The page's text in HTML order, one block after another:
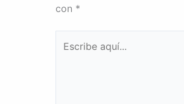
con *
aquí...